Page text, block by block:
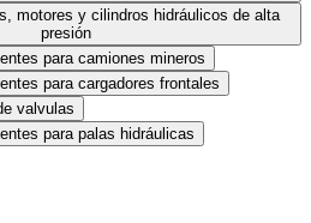
motores y cilindros hidráulicos de alta
presión
para camiones mineros
para cargadores frontales
valvulas
para palas hidráulicas